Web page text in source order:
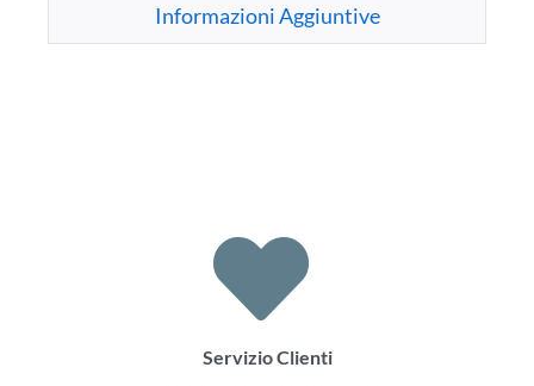
Informazioni Aggiuntive
Servizio Clienti